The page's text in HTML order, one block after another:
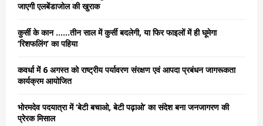
r
जाएगी एलबेंडाजोल की खुराक
कुर्सी के कान ……तीन साल में कुर्सी बदलेगी, या फिर फाइलों में ही घूमेगा
‘रिशफलिंग’ का पहिया
कवर्धा में 6 अगस्त को राष्ट्रीय पर्यावरण संरक्षण एवं आपदा प्रबंधन जागरूकता
कार्यक्रम आयोजित
भोरमदेव पदयात्रा में ‘बेटी बचाओ, बेटी पढ़ाओ’ का संदेश बना जनजागरण की
प्रेरक मिसाल